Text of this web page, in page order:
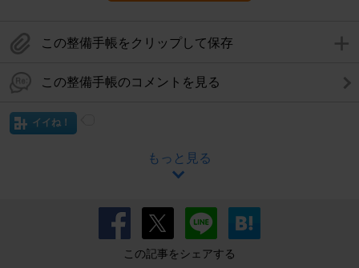
この整備手帳をクリップして保存
この整備手帳のコメントを見る
イイね！
もっと見る
この記事をシェアする